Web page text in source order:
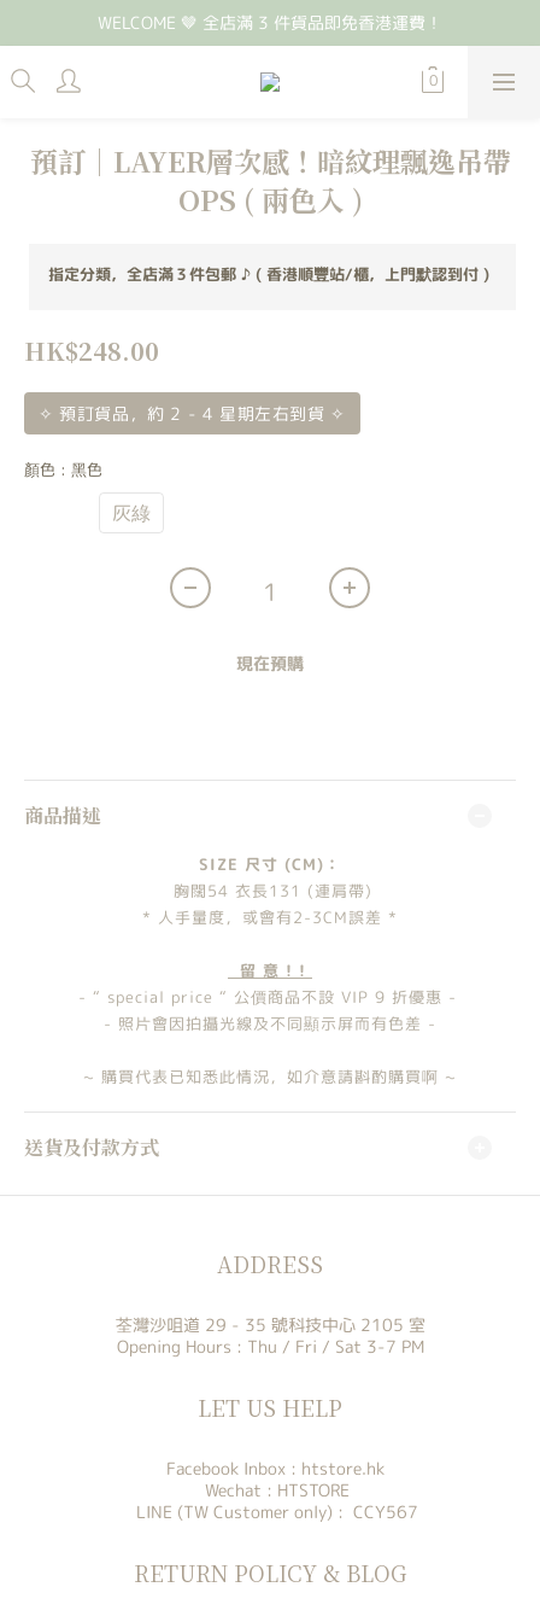
WELCOME 🤎 全店滿 3 件貨品即免香港運費！
預訂｜LAYER層次感！暗紋理飄逸吊帶
OPS ( 兩色入 )
指定分類，全店滿３件包郵 ♪ ( 香港順豐站/櫃，上門默認到付 )
HK$248.00
✧ 預訂貨品，約 2 - 4 星期左右到貨 ✧
顏色 : 黑色
灰綠
現在預購
商品描述
SIZE 尺寸 (CM)：
胸闊54 衣長131 (連肩帶)
* 人手量度，或會有2-3CM誤差 *
留 意 ! !
- “ special price “ 公價商品不設 VIP 9 折優惠 -
- 照片會因拍攝光線及不同顯示屏而有色差 -
~ 購買代表已知悉此情況，如介意請斟酌購買啊 ~
送貨及付款方式
ADDRESS
荃灣沙咀道 29 - 35 號科技中心 2105 室
Opening Hours : Thu / Fri / Sat 3-7 PM
LET US HELP
Facebook Inbox : htstore.hk
Wechat : HTSTORE
LINE (TW Customer only) : CCY567
RETURN POLICY & BLOG